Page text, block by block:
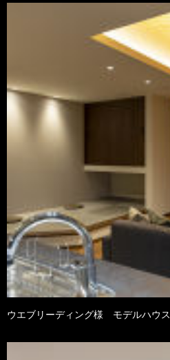
ウエブリーディング様 モデルハウス